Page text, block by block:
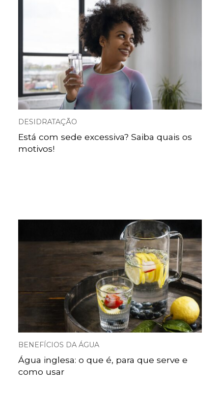
DESIDRATAÇÃO
Está com sede excessiva? Saiba quais os
motivos!
BENEFÍCIOS DA ÁGUA
Água inglesa: o que é, para que serve e
como usar